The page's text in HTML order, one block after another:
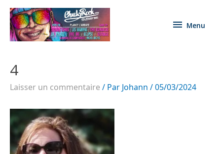
Menu
4
Laisser un commentaire / Par Johann /05/03/2024